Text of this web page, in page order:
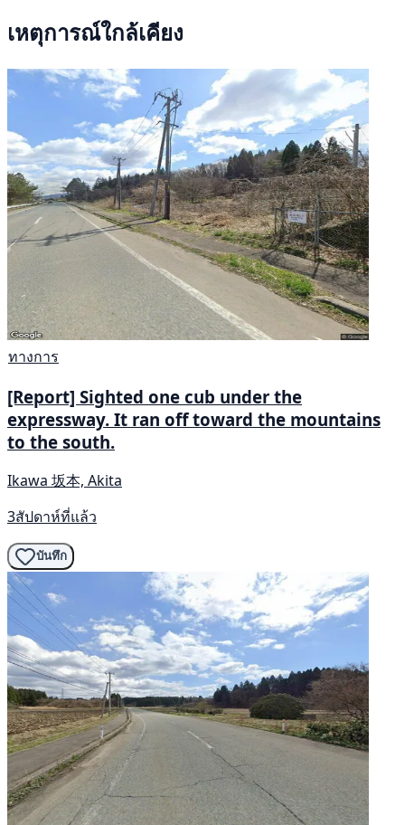
เหตุการณ์ใกล้เคียง
ทางการ
[Report] Sighted one cub under the
expressway. It ran off toward the mountains
to the south.
Ikawa 坂本, Akita
3สัปดาห์ที่แล้ว
บันทึก